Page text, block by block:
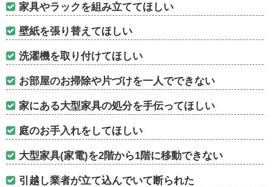
家具やラックを組み立ててほしい
壁紙を張り替えてほしい
洗濯機を取り付けてほしい
お部屋のお掃除や片づけを一人でできない
家にある大型家具の処分を手伝ってほしい
庭のお手入れをしてほしい
大型家具(家電)を2階から1階に移動できない
引越し業者が立て込んでいて断られた